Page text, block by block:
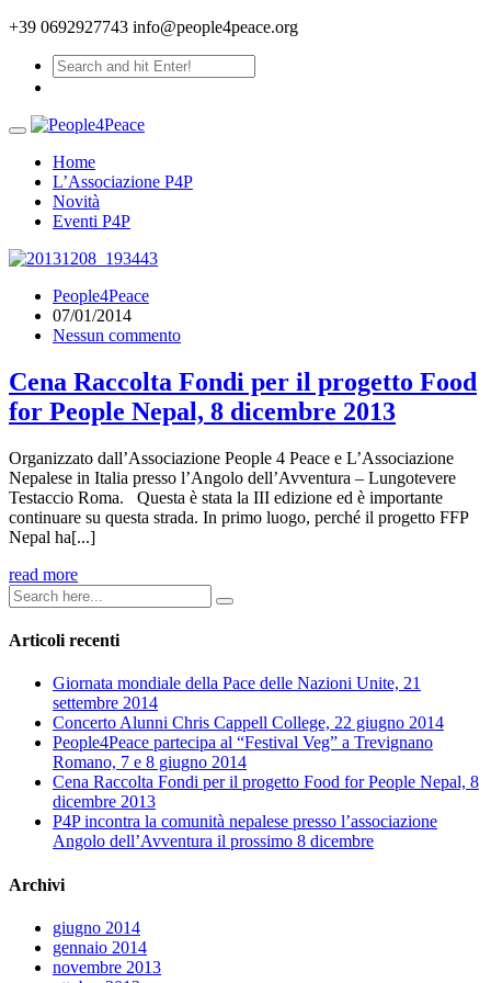
+39 0692927743 info@people4peace.org
Home
L’Associazione P4P
Novità
Eventi P4P
People4Peace
07/01/2014
Nessun commento
Cena Raccolta Fondi per il progetto Food
for People Nepal, 8 dicembre 2013
Organizzato dall’Associazione People 4 Peace e L’Associazione
Nepalese in Italia presso l’Angolo dell’Avventura – Lungotevere
Testaccio Roma. Questa è stata la III edizione ed è importante
continuare su questa strada. In primo luogo, perché il progetto FFP
Nepal ha[...]
read more
Articoli recenti
Giornata mondiale della Pace delle Nazioni Unite, 21
settembre 2014
Concerto Alunni Chris Cappell College, 22 giugno 2014
People4Peace partecipa al “Festival Veg” a Trevignano
Romano, 7 e 8 giugno 2014
Cena Raccolta Fondi per il progetto Food for People Nepal, 8
dicembre 2013
P4P incontra la comunità nepalese presso l’associazione
Angolo dell’Avventura il prossimo 8 dicembre
Archivi
giugno 2014
gennaio 2014
novembre 2013